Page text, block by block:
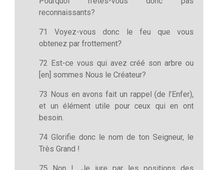
reconnaissants?
71 Voyez-vous donc le feu que vous
obtenez par frottement?
72 Est-ce vous qui avez créé son arbre ou
[en] sommes Nous le Créateur?
73 Nous en avons fait un rappel (de l’Enfer),
et un élément utile pour ceux qui en ont
besoin.
74 Glorifie donc le nom de ton Seigneur, le
Très Grand !